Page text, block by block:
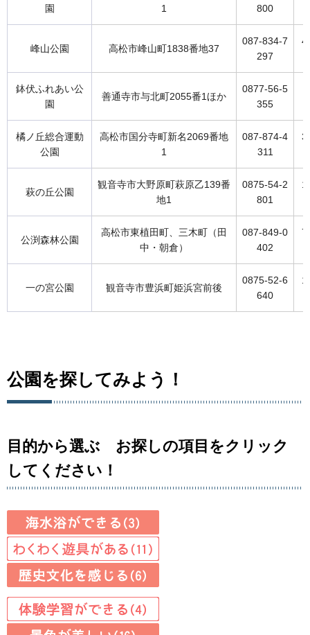
園
1
800
峰山公園 高松市峰山町1838番地37
087-834-7
297
鉢伏ふれあい公
園
善通寺市与北町2055番1ほか
0877-56-5
355
橘ノ丘総合運動
公園
高松市国分寺町新名2069番地
1
087-874-4
311
萩の丘公園
観音寺市大野原町萩原乙139番
地1
0875-54-2
801
公渕森林公園
高松市東植田町、三木町（田
中・朝倉）
087-849-0
402
一の宮公園 観音寺市豊浜町姫浜宮前後
0875-52-6
640
公園を探してみよう！
目的から選ぶ お探しの項目をクリック
してください！